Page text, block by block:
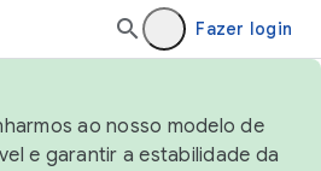
Fazer login
ao nosso modelo de
e garantir a estabilidade da